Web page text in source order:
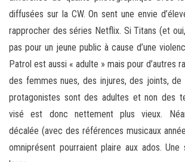
diffusées sur la CW. On sent une envie
rapprocher des séries Netflix. Si Titans (et
pas pour un jeune public à cause d’une
Patrol est aussi « adulte » mais pour d’autres
des femmes nues, des injures, des joints, de
protagonistes sont des adultes et non des
visé est donc nettement plus vieux.
décalée (avec des références musicaux
omniprésent pourraient plaire aux ados.